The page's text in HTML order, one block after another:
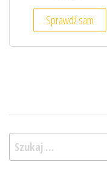
Sprawdź sam
Szukaj: